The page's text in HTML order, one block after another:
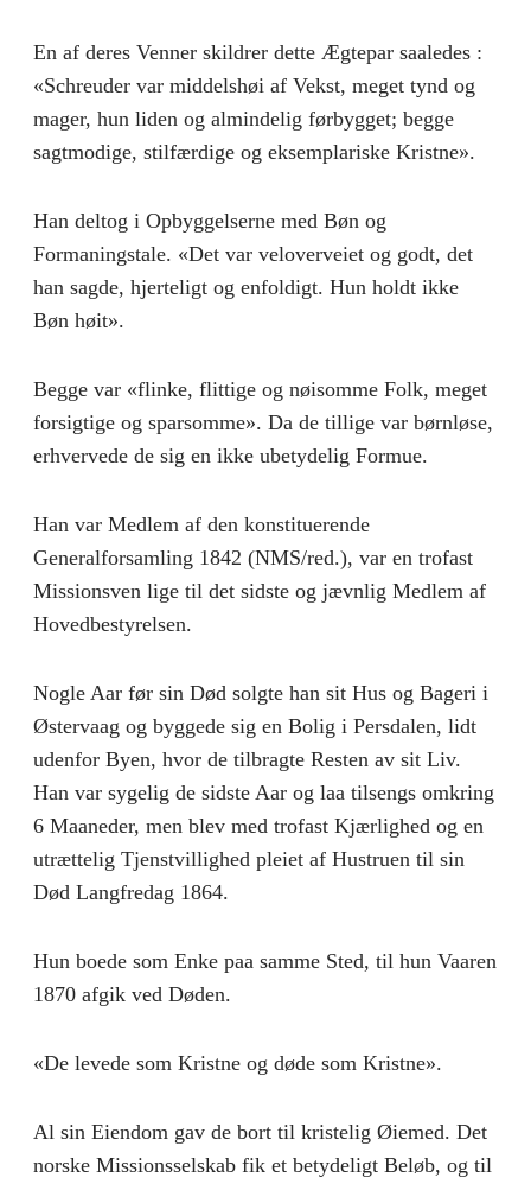
En af deres Venner skildrer dette Ægtepar saaledes :
«Schreuder var middelshøi af Vekst, meget tynd og
mager, hun liden og almindelig førbygget; begge
sagtmodige, stilfærdige og eksemplariske Kristne».
Han deltog i Opbyggelserne med Bøn og
Formaningstale. «Det var veloverveiet og godt, det
han sagde, hjerteligt og enfoldigt. Hun holdt ikke
Bøn høit».
Begge var «flinke, flittige og nøisomme Folk, meget
forsigtige og sparsomme». Da de tillige var børnløse,
erhvervede de sig en ikke ubetydelig Formue.
Han var Medlem af den konstituerende
Generalforsamling 1842 (NMS/red.), var en trofast
Missionsven lige til det sidste og jævnlig Medlem af
Hovedbestyrelsen.
Nogle Aar før sin Død solgte han sit Hus og Bageri i
Østervaag og byggede sig en Bolig i Persdalen, lidt
udenfor Byen, hvor de tilbragte Resten av sit Liv.
Han var sygelig de sidste Aar og laa tilsengs omkring
6 Maaneder, men blev med trofast Kjærlighed og en
utrættelig Tjenstvillighed pleiet af Hustruen til sin
Død Langfredag 1864.
Hun boede som Enke paa samme Sted, til hun Vaaren
1870 afgik ved Døden.
«De levede som Kristne og døde som Kristne».
Al sin Eiendom gav de bort til kristelig Øiemed. Det
norske Missionsselskab fik et betydeligt Beløb, og til